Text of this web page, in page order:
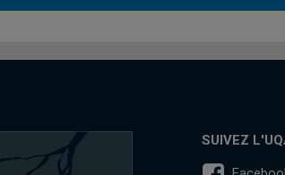
SUIVEZ